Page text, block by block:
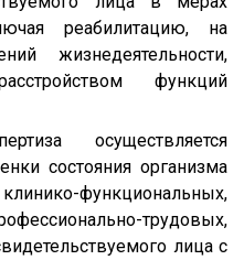
реабилитацию, на
жизнедеятельности,
функций
осуществляется
состояния организма
функциональных,
трудовых,
лица с